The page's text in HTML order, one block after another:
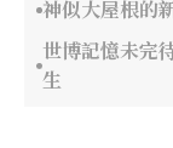
神似大屋根的
世博記憶未完
生